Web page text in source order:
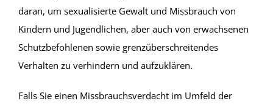
daran, um sexualisierte Gewalt und Missbrauch von
Kindern und Jugendlichen, aber auch von erwachsenen
Schutzbefohlenen sowie grenzüberschreitendes
Verhalten zu verhindern und aufzuklären.
Falls Sie einen Missbrauchsverdacht im Umfeld der